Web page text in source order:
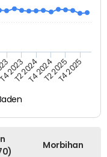
2023
T2 2024T4 2024T2 2025T4 2025
Morbihan